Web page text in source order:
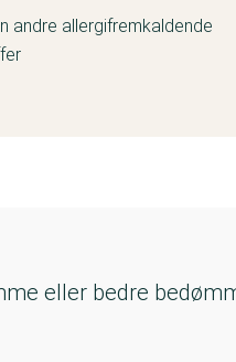
andre allergifremkaldende
eller bedre